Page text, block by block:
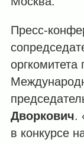
Пресс-
Дворкович.
в конкурсе